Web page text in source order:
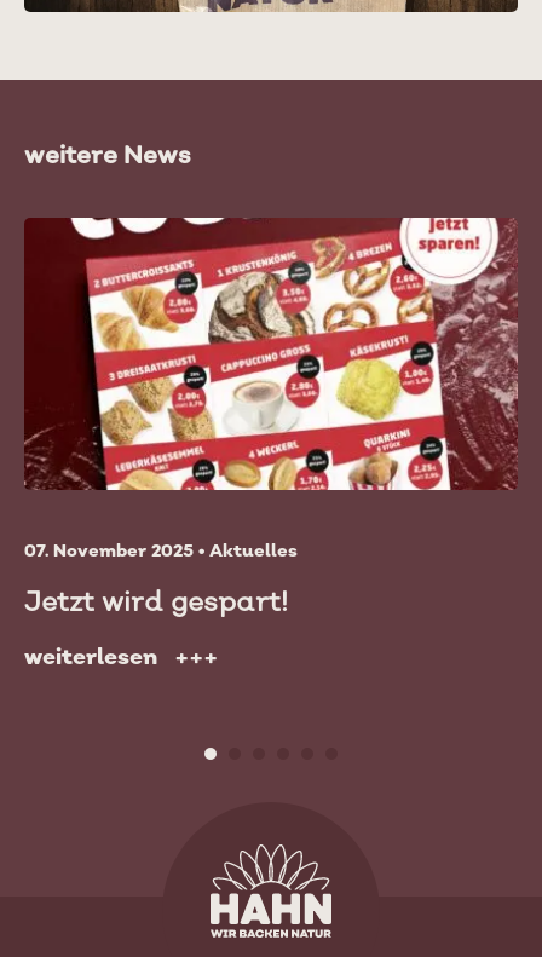
weitere News
07. November 2025 • Aktuelles
Jetzt wird gespart!
weiterlesen